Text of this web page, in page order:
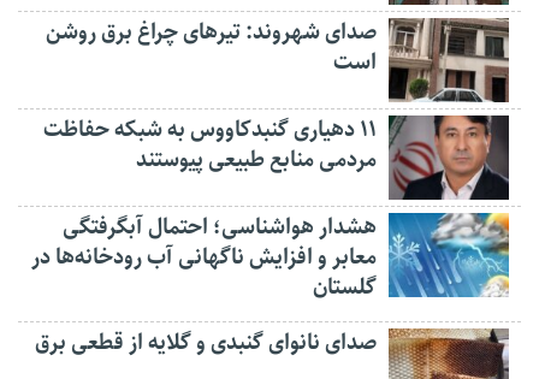
صدای شهروند: تیرهای چراغ برق روشن
است
۱۱ دهیاری گنبدکاووس به شبکه حفاظت
مردمی منابع طبیعی پیوستند
هشدار هواشناسی؛ احتمال آبگرفتگی
معابر و افزایش ناگهانی آب رودخانه‌ها در
گلستان
صدای نانوای گنبدی و گلایه از قطعی برق